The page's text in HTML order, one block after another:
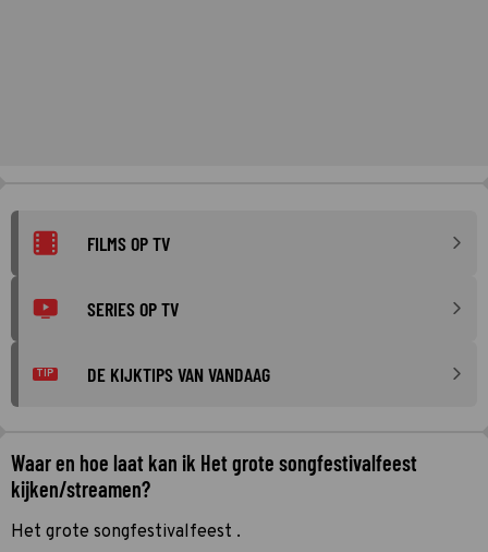
FILMS OP TV
SERIES OP TV
TIP DE KIJKTIPS VAN VANDAAG
Waar en hoe laat kan ik Het grote songfestivalfeest
kijken/streamen?
Het grote songfestivalfeest .